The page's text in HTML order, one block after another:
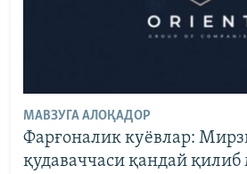
МАВЗУГА АЛОҚАДОР
Фарғоналик куëвлар:
қудаваччаси қандай